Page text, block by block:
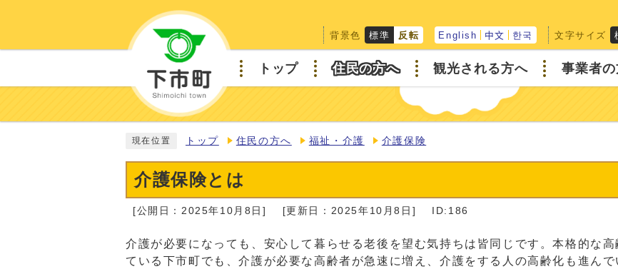
背景色
標準 反転 English 中文 한국 文字サイズ
トップ 住民の方へ 観光される方へ 事業者
現在位置 トップ 住民の方へ 福祉・介護 介護保険
介護保険とは
[公開日：2025年10月8日] [更新日：2025年10月8日] ID:186
介護が必要になっても、安心して暮らせる老後を望む気持ちは皆同じです。本格的な高
ている下市町でも、介護が必要な高齢者が急速に増え、介護をする人の高齢化も進んで